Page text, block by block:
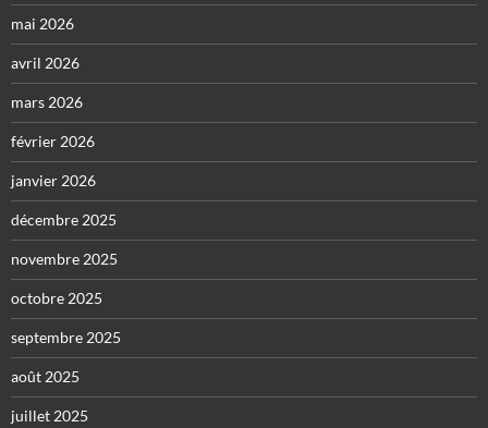
mai 2026
avril 2026
mars 2026
février 2026
janvier 2026
décembre 2025
novembre 2025
octobre 2025
septembre 2025
août 2025
juillet 2025